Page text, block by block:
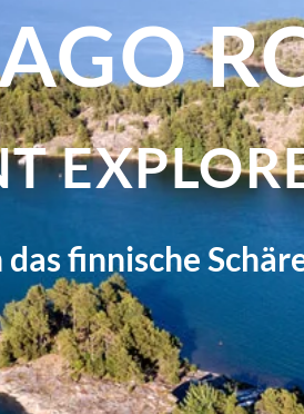
finnische